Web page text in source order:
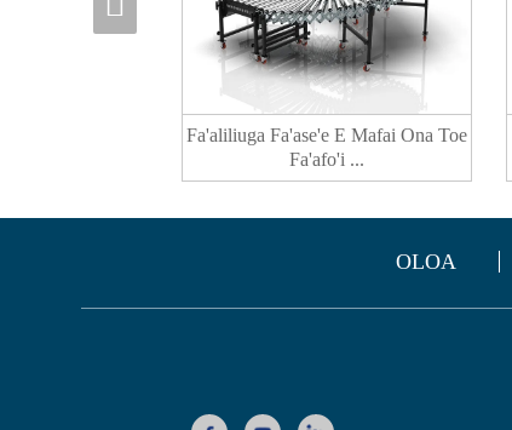
Fa'aliliuga Fa'ase'e E Mafai Ona Toe
Fa'afo'i ...
OLOA